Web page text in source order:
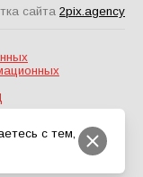
с тем,
сайта 2pix.agency
персональных